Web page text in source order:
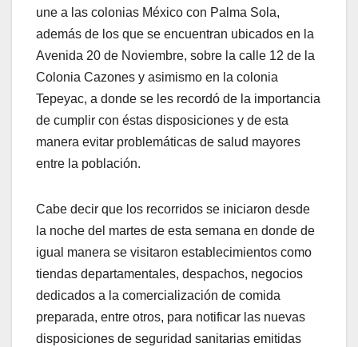
une a las colonias México con Palma Sola,
además de los que se encuentran ubicados en la
Avenida 20 de Noviembre, sobre la calle 12 de la
Colonia Cazones y asimismo en la colonia
Tepeyac, a donde se les recordó de la importancia
de cumplir con éstas disposiciones y de esta
manera evitar problemáticas de salud mayores
entre la población.
Cabe decir que los recorridos se iniciaron desde
la noche del martes de esta semana en donde de
igual manera se visitaron establecimientos como
tiendas departamentales, despachos, negocios
dedicados a la comercialización de comida
preparada, entre otros, para notificar las nuevas
disposiciones de seguridad sanitarias emitidas